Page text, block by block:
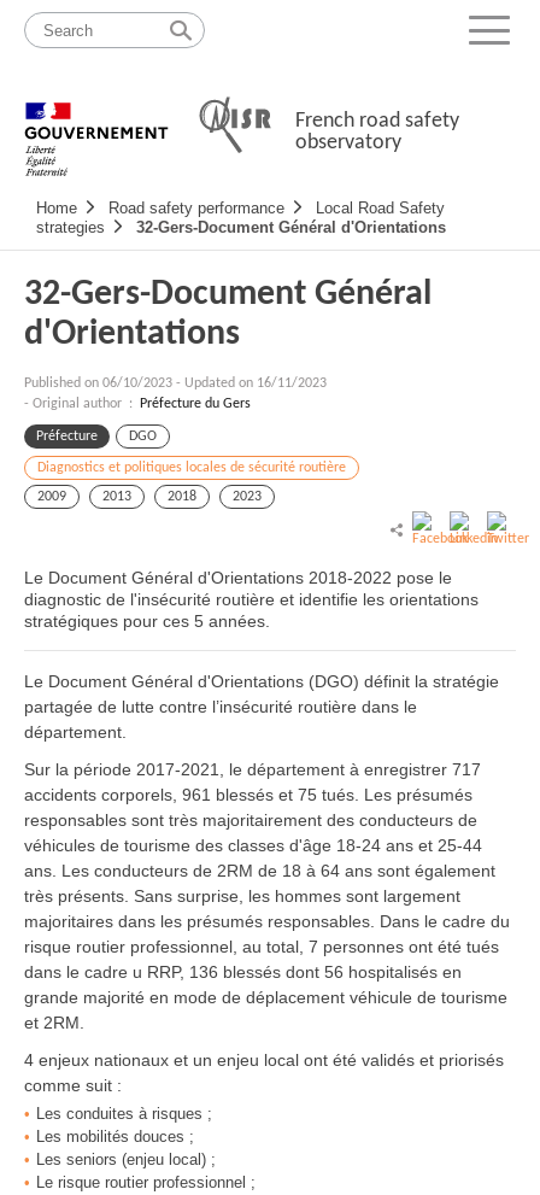
content
map
Menu
French road safety
observatory
Navigation
principale
Home Road safety performance
Local Road Safety
strategies
32-Gers-Document Général d'Orientations
32-Gers-Document Général
d'Orientations
Published on 06/10/2023 - Updated on 16/11/2023
- Original author :
Préfecture du Gers
Préfecture DGO
Diagnostics et politiques locales de sécurité routière
2009
2013 2018 2023
Le Document Général d'Orientations 2018-2022 pose le
diagnostic de l'insécurité routière et identifie les orientations
stratégiques pour ces 5 années.
Le Document Général d'Orientations (DGO) définit la stratégie
partagée de lutte contre l’insécurité routière dans le
département.
Sur la période 2017-2021, le département à enregistrer 717
accidents corporels, 961 blessés et 75 tués. Les présumés
responsables sont très majoritairement des conducteurs de
véhicules de tourisme des classes d'âge 18-24 ans et 25-44
ans. Les conducteurs de 2RM de 18 à 64 ans sont également
très présents. Sans surprise, les hommes sont largement
majoritaires dans les présumés responsables. Dans le cadre du
risque routier professionnel, au total, 7 personnes ont été tués
dans le cadre u RRP, 136 blessés dont 56 hospitalisés en
grande majorité en mode de déplacement véhicule de tourisme
et 2RM.
4 enjeux nationaux et un enjeu local ont été validés et priorisés
comme suit :
Les conduites à risques ;
Les mobilités douces ;
Les seniors (enjeu local) ;
Le risque routier professionnel ;